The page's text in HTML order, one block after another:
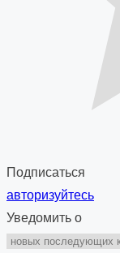
Подписаться
авторизуйтесь
Уведомить о